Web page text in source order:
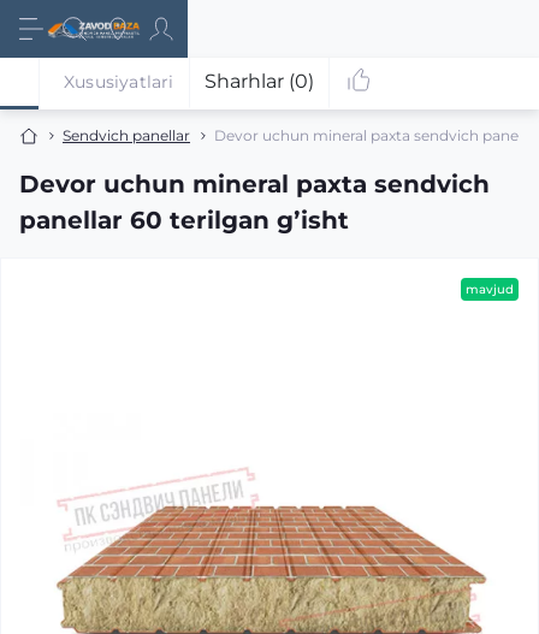
Sendvich panellar Devor uchun mineral paxta sendvich
Devor uchun mineral paxta sendvich
panellar 60 terilgan gʼisht
Xususiyatlari Sharhlar (0)
mavjud